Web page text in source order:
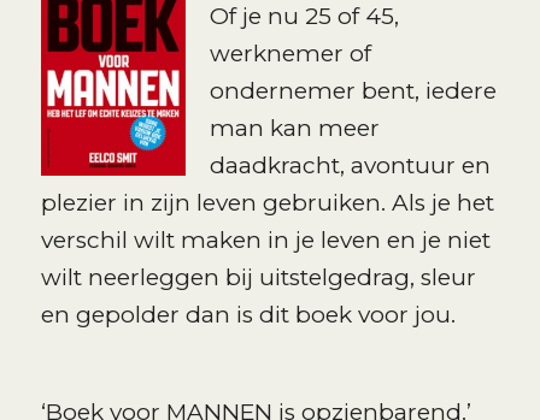
Of je nu 25 of 45,
werknemer of
ondernemer bent, iedere
man kan meer
daadkracht, avontuur en
plezier in zijn leven gebruiken. Als je het
verschil wilt maken in je leven en je niet
wilt neerleggen bij uitstelgedrag, sleur
en gepolder dan is dit boek voor jou.
‘Boek voor MANNEN is opzienbarend.’